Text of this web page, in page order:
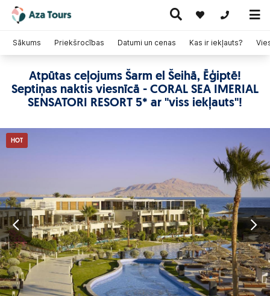
+371
ceļojumi
Ceļojumi
pa Eiropu
(ar
lidmašīnu)
Kruīzi
Karstie
piedāvājumi
Atpūtas ceļojums Šarm el Šeihā, Ēģiptē!
Septiņas naktis viesnīcā - CORAL SEA IMERIAL
SENSATORI RESORT 5* ar "viss iekļauts"!
Sākums Priekšrocības Datumi un cenas Kas ir iekļauts?
HOT